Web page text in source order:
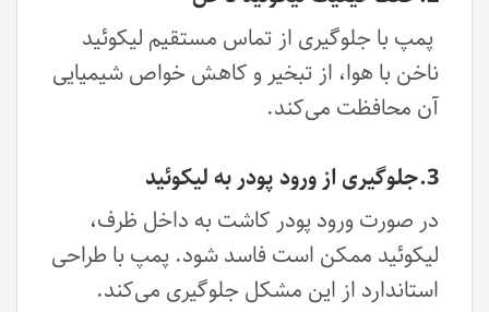
پمپ با جلوگیری از تماس مستقیم لیکوئید
ناخن با هوا، از تبخیر و کاهش خواص شیمیایی
آن محافظت می‌کند.
3.جلوگیری از ورود پودر به لیکوئید
در صورت ورود پودر کاشت به داخل ظرف،
لیکوئید ممکن است فاسد شود. پمپ با طراحی
استاندارد از این مشکل جلوگیری می‌کند.